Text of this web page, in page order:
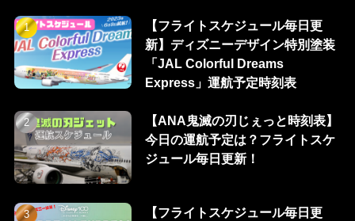
【フライトスケジュール毎日更
新】ディズニーデザイン特別塗装
「JAL Colorful Dreams
Express」運航予定時刻表
【ANA鬼滅の刃じぇっと時刻表】
今日の運航予定は？フライトスケ
ジュール毎日更新！
【フライトスケジュール毎日更